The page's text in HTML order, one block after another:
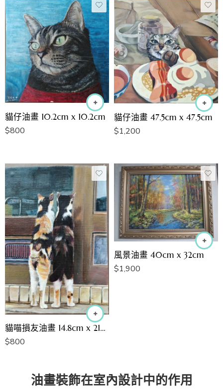
貓仔油畫 10.2cm x 10.2cm
$800
貓仔油畫 47.5cm x 47.5cm
$1,200
貓喵損友油畫 14.8cm x 21cm
$800
風景油畫 40cm x 32cm
$1,900
油畫裝飾在室內設計中的作用